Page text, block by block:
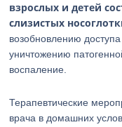
взрослых и детей
слизистых
возобновлению
уничтожению
воспаление.
Терапевтические
врача в домашних